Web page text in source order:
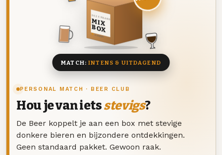
PERSONAL MATCH · BEER CLUB
Hou je van ietsstevigs?
De Beer koppelt je aan een box met stevige
donkere bieren en bijzondere ontdekkingen.
Geen standaard pakket. Gewoon raak.
DEZE MAAND
MIX
BOX
8 BIEREN
MATCH:INTENS & UITDAGEND